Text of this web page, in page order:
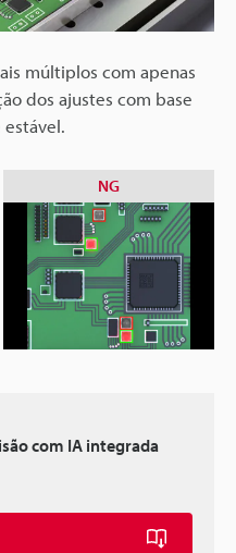
múltiplos com apenas
dos ajustes com base
NG
com IA integrada